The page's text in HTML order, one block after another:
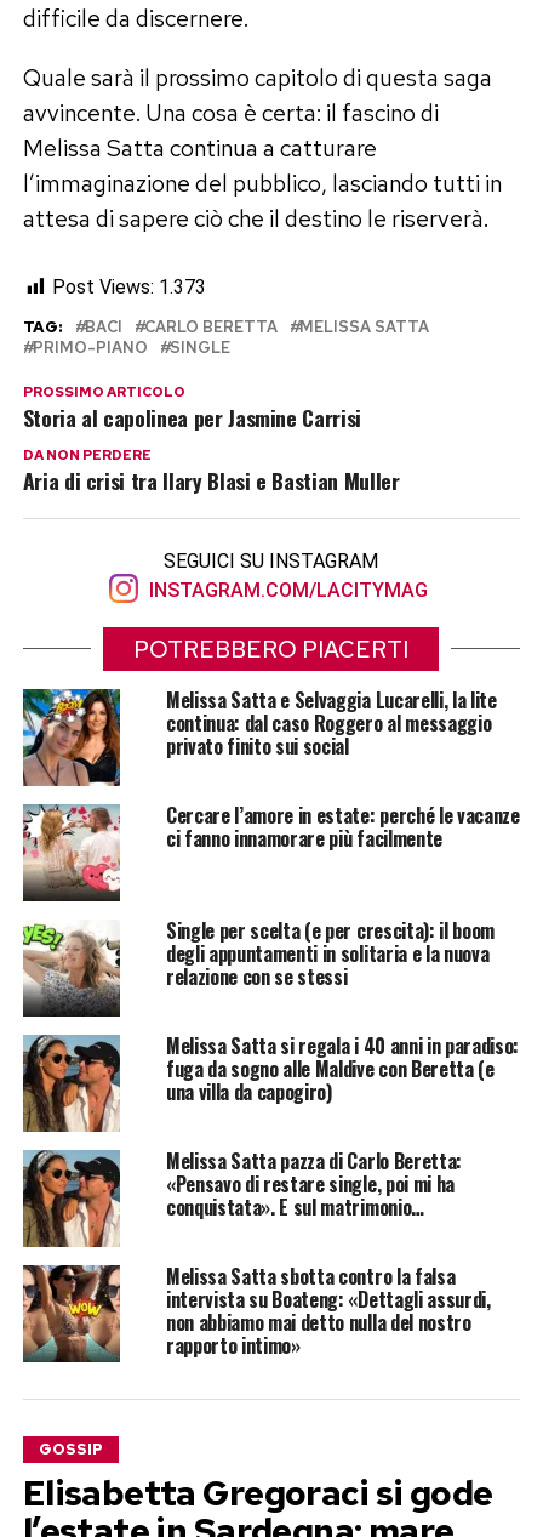
difficile da discernere.
Quale sarà il prossimo capitolo di questa saga
avvincente. Una cosa è certa: il fascino di
Melissa Satta continua a catturare
l’immaginazione del pubblico, lasciando tutti in
attesa di sapere ciò che il destino le riserverà.
Post Views: 1.373
TAG: BACI CARLO BERETTA
MELISSA SATTA
PRIMO-PIANO
SINGLE
PROSSIMO ARTICOLO
Storia al capolinea per Jasmine Carrisi
DA NON PERDERE
Aria di crisi tra Ilary Blasi e Bastian Muller
SEGUICI SU INSTAGRAM
INSTAGRAM.COM/LACITYMAG
POTREBBERO PIACERTI
Melissa Satta e Selvaggia Lucarelli, la lite
continua: dal caso Roggero al messaggio
privato finito sui social
Cercare l’amore in estate: perché le vacanze
ci fanno innamorare più facilmente
Single per scelta (e per crescita): il boom
degli appuntamenti in solitaria e la nuova
relazione con se stessi
Melissa Satta si regala i 40 anni in paradiso:
fuga da sogno alle Maldive con Beretta (e
una villa da capogiro)
Melissa Satta pazza di Carlo Beretta:
«Pensavo di restare single, poi mi ha
conquistata». E sul matrimonio…
Melissa Satta sbotta contro la falsa
intervista su Boateng: «Dettagli assurdi,
non abbiamo mai detto nulla del nostro
rapporto intimo»
GOSSIP
Elisabetta Gregoraci si gode